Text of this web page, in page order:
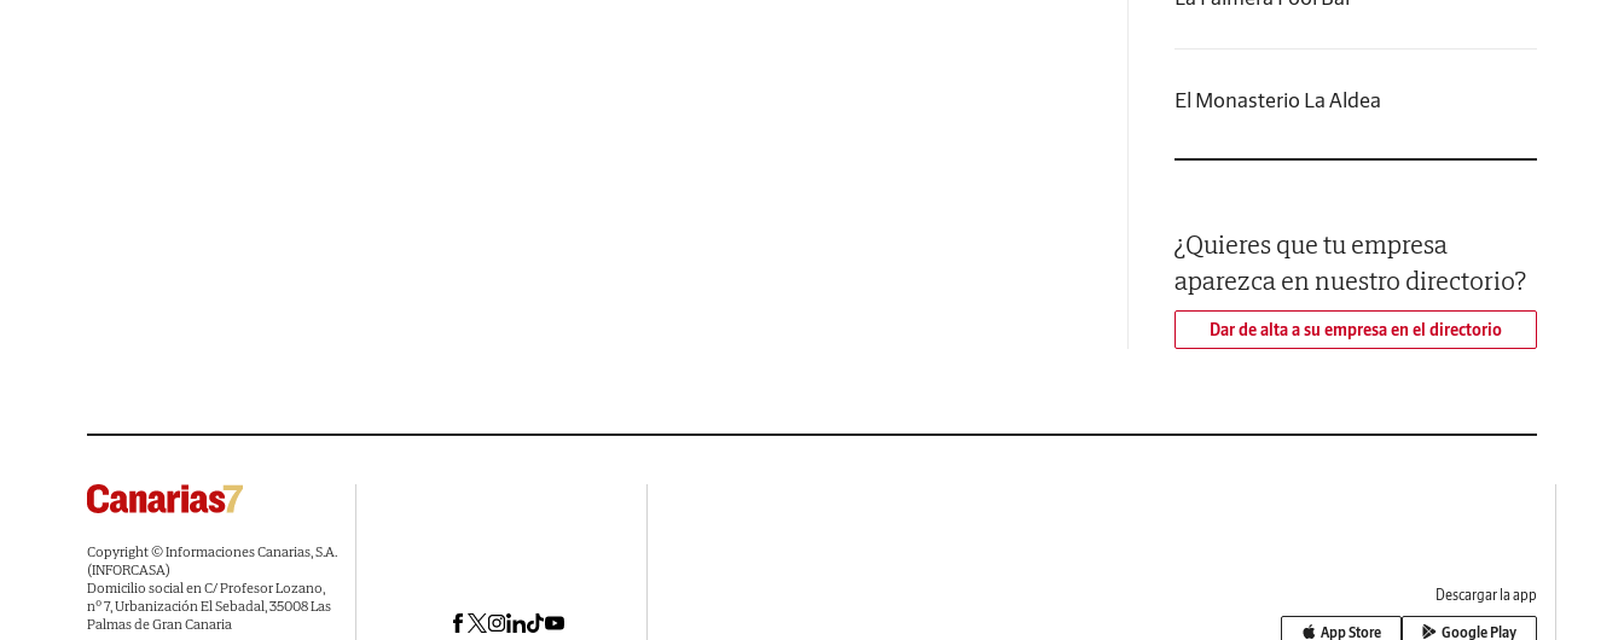
El Monasterio La Aldea
¿Quieres que tu empresa
aparezca en nuestro directorio?
Dar de alta a su empresa en el directorio
Copyright © Informaciones Canarias, S.A.
(INFORCASA)
Domicilio social en C/ Profesor Lozano,
nº 7, Urbanización El Sebadal, 35008 Las
Palmas de Gran Canaria
Descargar la app
App Store Google Play